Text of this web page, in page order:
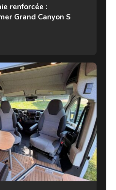
renforcée :
Grand Canyon S